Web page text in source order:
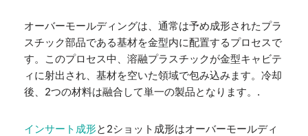
オーバーモールディングは、通常は予め成形されたプラ
スチック部品である基材を金型内に配置するプロセスで
す。このプロセス中、溶融プラスチックが金型キャビテ
ィに射出され、基材を空いた領域で包み込みます。冷却
後、2つの材料は融合して単一の製品となります。.
インサート成形と2ショット成形はオーバーモールディ